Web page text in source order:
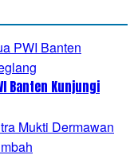
Banten Kunjungi